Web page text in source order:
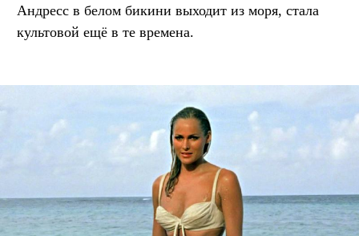
Андресс в белом бикини выходит из моря, стала
культовой ещё в те времена.